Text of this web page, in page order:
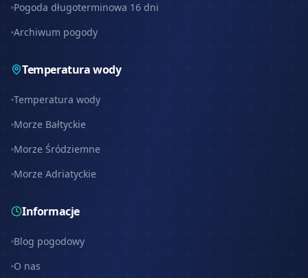
Pogoda długoterminowa 16 dni
Archiwum pogody
Temperatura wody
Temperatura wody
Morze Bałtyckie
Morze Śródziemne
Morze Adriatyckie
Informacje
Blog pogodowy
O nas